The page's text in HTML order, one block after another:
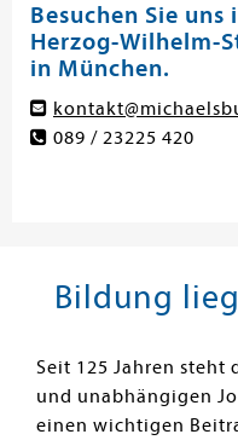
Besuchen Sie uns
Herzog-Wilhelm-
in München.
089 / 23225 420
Bildung
Seit 125 Jahren
und unabhängigen
einen wichtigen